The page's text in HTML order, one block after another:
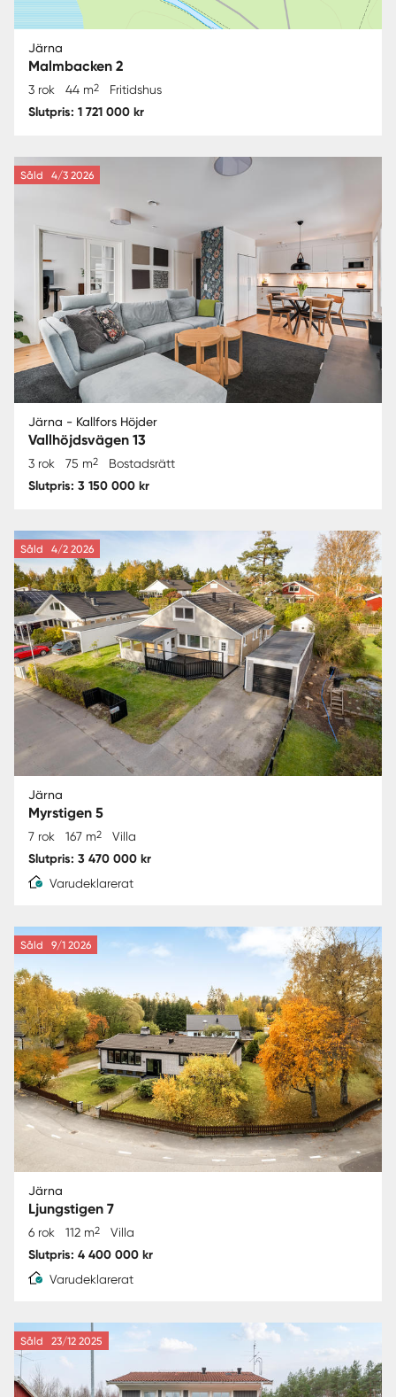
Järna
Malmbacken 2
3 rok 44 m2 Fritidshus
Slutpris: 1 721 000 kr
Såld 4/3 2026
Järna - Kallfors Höjder
Vallhöjdsvägen 13
3 rok 75 m2 Bostadsrätt
Slutpris: 3 150 000 kr
Såld 4/2 2026
Järna
Myrstigen 5
7 rok 167 m2 Villa
Slutpris: 3 470 000 kr
Varudeklarerat
Såld 9/1 2026
Järna
Ljungstigen 7
6 rok 112 m2 Villa
Slutpris: 4 400 000 kr
Varudeklarerat
Såld 23/12 2025